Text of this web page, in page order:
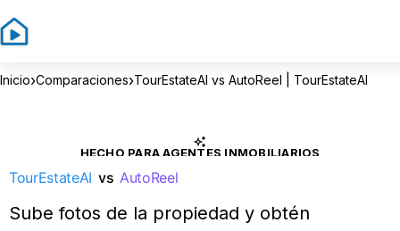
Inicio›Comparaciones›TourEstateAI vs AutoReel | TourEstateAI
HECHO PARA AGENTES INMOBILIARIOS
TourEstateAI vs AutoReel
Sube fotos de la propiedad y obtén